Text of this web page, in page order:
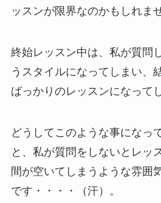
ッスンが限界なのかもしれま
終始レッスン中は、私が質問
うスタイルになってしまい、
ばっかりのレッスンになって
どうしてこのような事になっ
と、私が質問をしないとレッ
間が空いてしまうような雰囲
です・・・・（汗）。